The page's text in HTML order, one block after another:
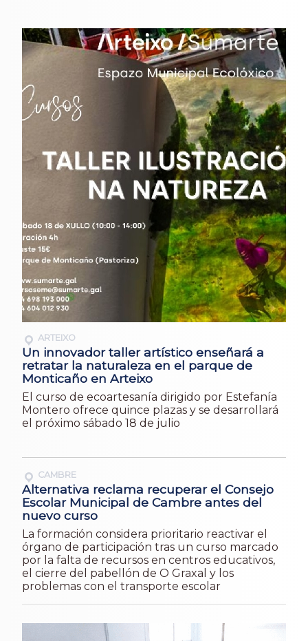
ARTEIXO
Un innovador taller artístico enseñará a
retratar la naturaleza en el parque de
Monticaño en Arteixo
El curso de ecoartesanía dirigido por Estefanía
Montero ofrece quince plazas y se desarrollará
el próximo sábado 18 de julio
CAMBRE
Alternativa reclama recuperar el Consejo
Escolar Municipal de Cambre antes del
nuevo curso
La formación considera prioritario reactivar el
órgano de participación tras un curso marcado
por la falta de recursos en centros educativos,
el cierre del pabellón de O Graxal y los
problemas con el transporte escolar